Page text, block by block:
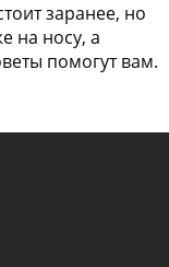
заранее, но
на носу, а
помогут вам.